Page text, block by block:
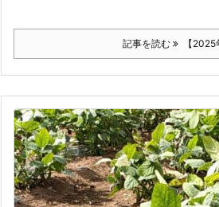
記事を読む 【2025